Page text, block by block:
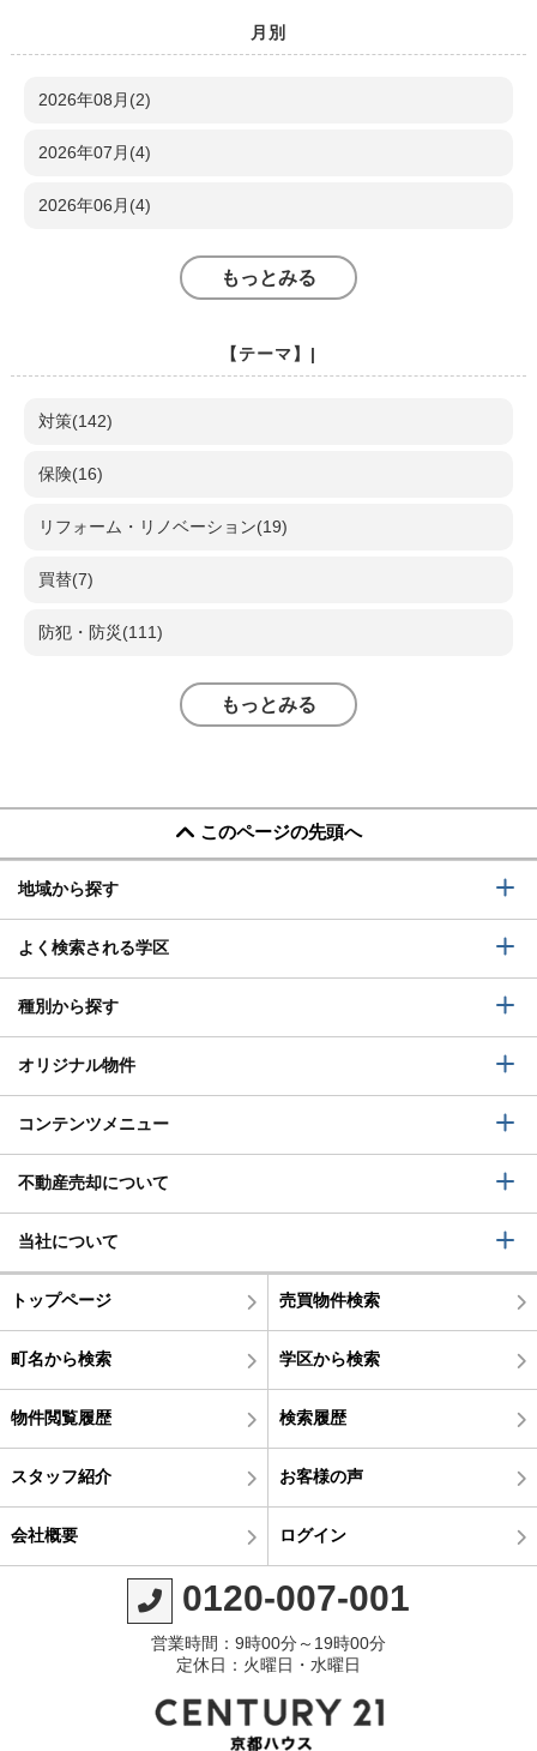
月別
2026年08月(2)
2026年07月(4)
2026年06月(4)
もっとみる
【テーマ】|
対策(142)
保険(16)
リフォーム・リノベーション(19)
買替(7)
防犯・防災(111)
もっとみる
このページの先頭へ
地域から探す
よく検索される学区
種別から探す
オリジナル物件
コンテンツメニュー
不動産売却について
当社について
トップページ 売買物件検索
町名から検索 学区から検索
物件閲覧履歴 検索履歴
スタッフ紹介 お客様の声
会社概要 ログイン
0120-007-001
営業時間：9時00分～19時00分
定休日：火曜日・水曜日